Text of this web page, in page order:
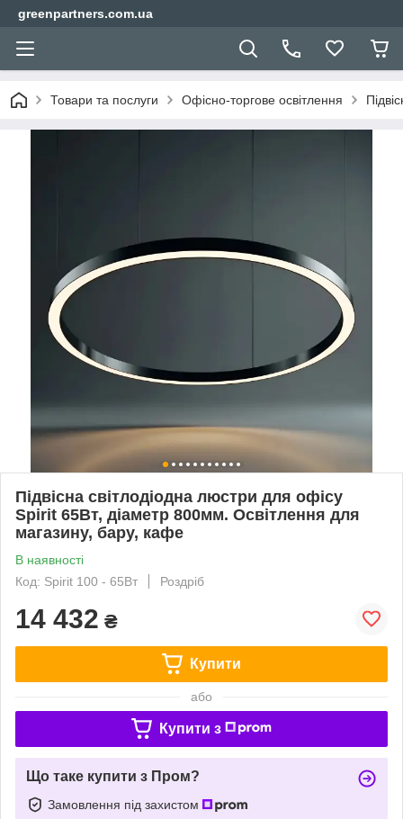
greenpartners.com.ua
Товари та послуги Офісно-торгове освітлення
Підвісна світлодіодна люстри для офісу
Spirit 65Вт, діаметр 800мм. Освітлення для
магазину, бару, кафе
В наявності
Код: Spirit 100 - 65Вт
Роздріб
14 432 ₴
Купити
або
Купити з
Що таке купити з Пром?
Замовлення під захистом